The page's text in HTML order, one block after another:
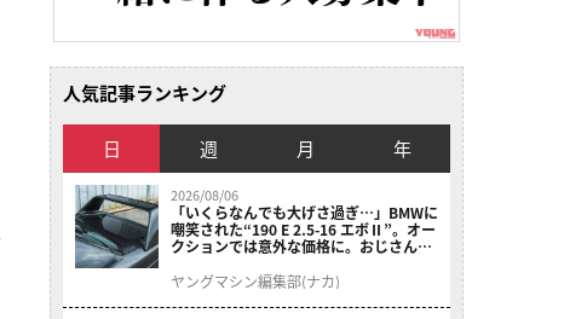
人気記事ランキング
日 週 月 年
2026/08/06
「いくらなんでも大げさ過ぎ…」BMWに
嘲笑された“190 E 2.5-16 エボⅡ”。オー
クションでは意外な価格に。おじさん達
ヤングマシン編集部(ナカ)